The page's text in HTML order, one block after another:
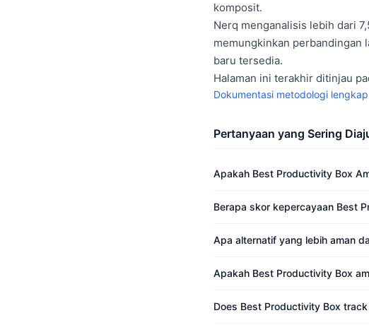
komposit.
Nerq menganalisis lebih dari
memungkinkan perbandingan
baru tersedia.
Halaman ini terakhir ditinjau
Dokumentasi metodologi lengkap
Pertanyaan yang Sering
Apakah Best Productivity Box
Berapa skor kepercayaan Best
Apa alternatif yang lebih aman
Apakah Best Productivity Box
Does Best Productivity Box track